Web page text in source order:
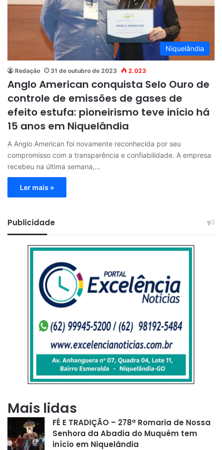
Niquelândia
Redação 31 de outubro de 2023 2.023
Anglo American conquista Selo Ouro de
controle de emissões de gases de
efeito estufa: pioneirismo teve início há
15 anos em Niquelândia
A Anglo American foi novamente reconhecida por seu
compromisso com a transparência e confiabilidade. A empresa
recebeu na última semana,…
Ler mais »
Publicidade
Mais lidas
FÉ E TRADIÇÃO – 278ª Romaria de Nossa
Senhora da Abadia do Muquém tem
início em Niquelândia